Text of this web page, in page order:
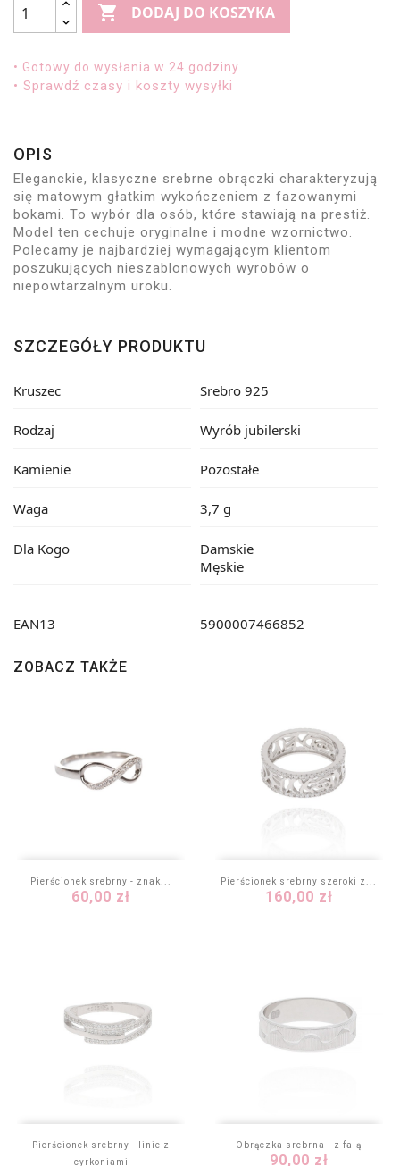
 DODAJ DO KOSZYKA
• Gotowy do wysłania w 24 godziny.
• Sprawdź czasy i koszty wysyłki
OPIS
Eleganckie, klasyczne srebrne obrączki charakteryzują
się matowym głatkim wykończeniem z fazowanymi
bokami. To wybór dla osób, które stawiają na prestiż.
Model ten cechuje oryginalne i modne wzornictwo.
Polecamy je najbardziej wymagającym klientom
poszukujących nieszablonowych wyrobów o
niepowtarzalnym uroku.
SZCZEGÓŁY PRODUKTU
Kruszec Srebro 925
Rodzaj Wyrób jubilerski
Kamienie Pozostałe
Waga 3,7 g
Dla Kogo
Damskie
Męskie
EAN13 5900007466852
ZOBACZ TAKŻE
Pierścionek srebrny - znak...
Cena
60,00 zł
Pierścionek srebrny szeroki z...
Cena
160,00 zł
Pierścionek srebrny - linie z
cyrkoniami
Obrączka srebrna - z falą
Cena
90,00 zł